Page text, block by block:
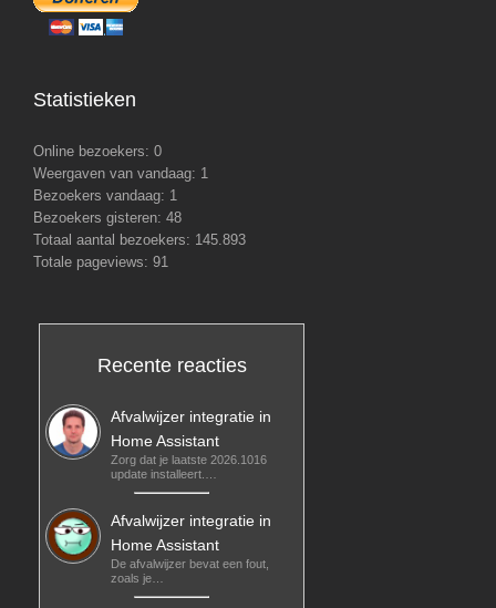
Statistieken
Online bezoekers: 0
Weergaven van vandaag: 1
Bezoekers vandaag: 1
Bezoekers gisteren: 48
Totaal aantal bezoekers: 145.893
Totale pageviews: 91
Recente reacties
Afvalwijzer integratie in
Home Assistant
Zorg dat je laatste 2026.1016
update installeert.…
Afvalwijzer integratie in
Home Assistant
De afvalwijzer bevat een fout,
zoals je…